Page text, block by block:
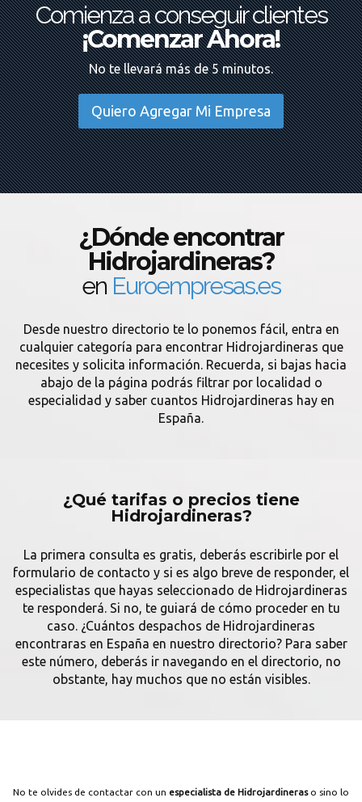
Comienza a conseguir clientes
¡Comenzar Ahora!
No te llevará más de 5 minutos.
Quiero Agregar Mi Empresa
¿Dónde encontrar
Hidrojardineras?
en Euroempresas.es
Desde nuestro directorio te lo ponemos fácil, entra en
cualquier categoría para encontrar Hidrojardineras que
necesites y solicita información. Recuerda, si bajas hacia
abajo de la página podrás filtrar por localidad o
especialidad y saber cuantos Hidrojardineras hay en
España.
¿Qué tarifas o precios tiene
Hidrojardineras?
La primera consulta es gratis, deberás escribirle por el
formulario de contacto y si es algo breve de responder, el
especialistas que hayas seleccionado de Hidrojardineras
te responderá. Si no, te guiará de cómo proceder en tu
caso. ¿Cuántos despachos de Hidrojardineras
encontraras en España en nuestro directorio? Para saber
este número, deberás ir navegando en el directorio, no
obstante, hay muchos que no están visibles.
No te olvides de contactar con un especialista de Hidrojardineras o sino lo